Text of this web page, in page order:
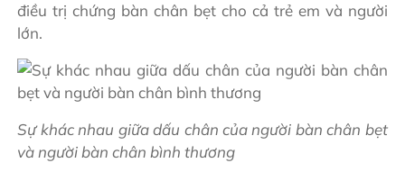
điều trị chứng bàn chân bẹt cho cả trẻ em và người
lớn.
Sự khác nhau giữa dấu chân của người bàn chân bẹt
và người bàn chân bình thương